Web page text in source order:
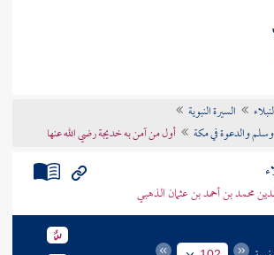
السيرة النبوية
وسلم والدعوة في مكة
أول من آمن به خديجة رضي الله عنها
محمد بن أحمد بن عثمان الذهبي